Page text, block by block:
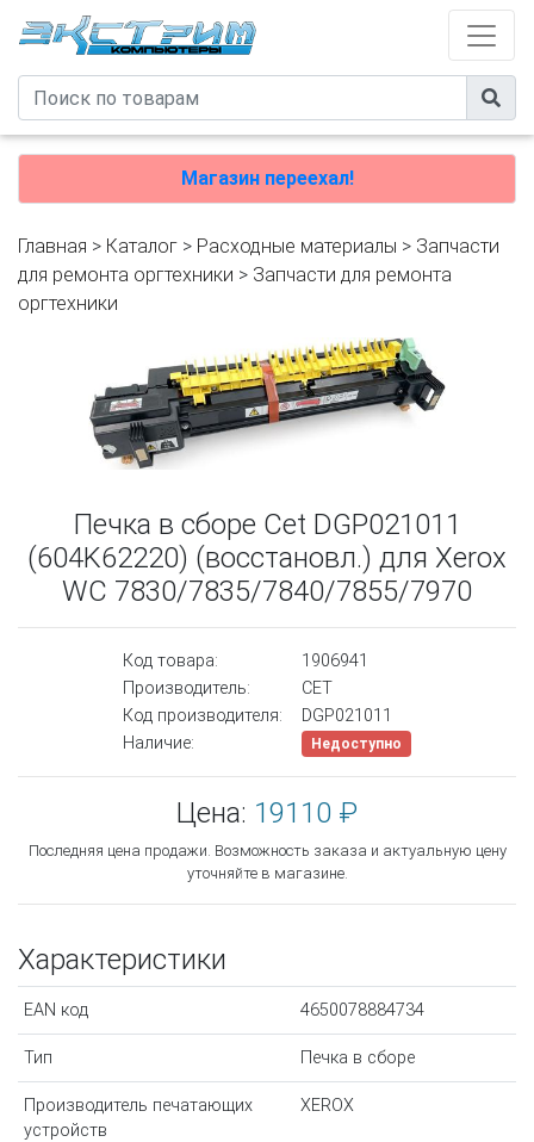
Магазин переехал!
Главная > Каталог > Расходные материалы > Запчасти
для ремонта оргтехники > Запчасти для ремонта
оргтехники
Печка в сборе Cet DGP021011
(604K62220) (восстановл.) для Xerox
WC 7830/7835/7840/7855/7970
Код товара:
1906941
Производитель:
CET
Код производителя:
DGP021011
Наличие:
Недоступно
Цена: 19110 ₽
Последняя цена продажи. Возможность заказа и актуальную цену
уточняйте в магазине.
Характеристики
EAN код 4650078884734
Тип Печка в сборе
Производитель печатающих
устройств
XEROX